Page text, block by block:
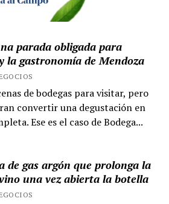
parada obligada para
la gastronomía de Mendoza
de bodegas para visitar, pero
convertir una degustación en
Ese es el caso de Bodega...
de gas argón que prolonga la
una vez abierta la botella